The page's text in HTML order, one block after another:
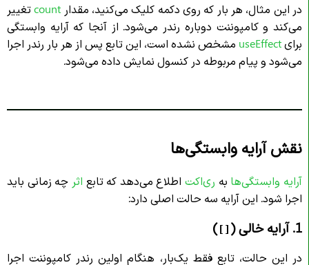
در این مثال، هر بار که روی دکمه کلیک می‌کنید، مقدار countتغییر
می‌کند و کامپوننت دوباره رندر می‌شود. از آنجا که آرایه وابستگی
برایuseEffect مشخص نشده است، این تابع پس از هر بار رندر اجرا
می‌شود و پیام مربوطه در کنسول نمایش داده می‌شود.
نقش آرایه وابستگی‌ها
آرایه وابستگی‌ها به ری‌اکتاطلاع می‌دهد که تابع اثر چه زمانی باید
اجرا شود. این آرایه سه حالت اصلی دارد:
1. آرایه خالی ( []
)
در این حالت، تابع فقط یک‌بار، هنگام اولین رندر کامپوننت اجرا